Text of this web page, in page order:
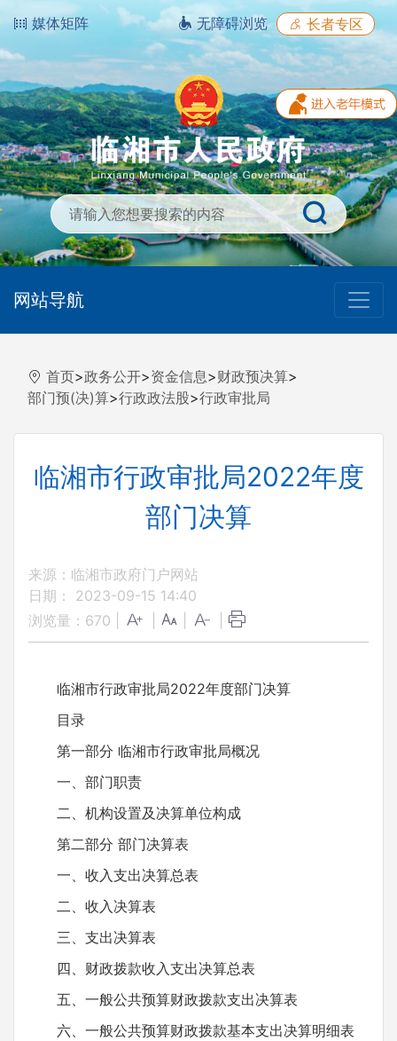
媒体矩阵 无障碍浏览 长者专区
网站导航
首页>政务公开>资金信息>财政预决算>
部门预(决)算>行政政法股>行政审批局
临湘市行政审批局2022年度
部门决算
来源：临湘市政府门户网站
日期： 2023-09-15 14:40
浏览量： 670
临湘市行政审批局2022年度部门决算
目录
第一部分 临湘市行政审批局概况
一、部门职责
二、机构设置及决算单位构成
第二部分 部门决算表
一、收入支出决算总表
二、收入决算表
三、支出决算表
四、财政拨款收入支出决算总表
五、一般公共预算财政拨款支出决算表
六、一般公共预算财政拨款基本支出决算明细表